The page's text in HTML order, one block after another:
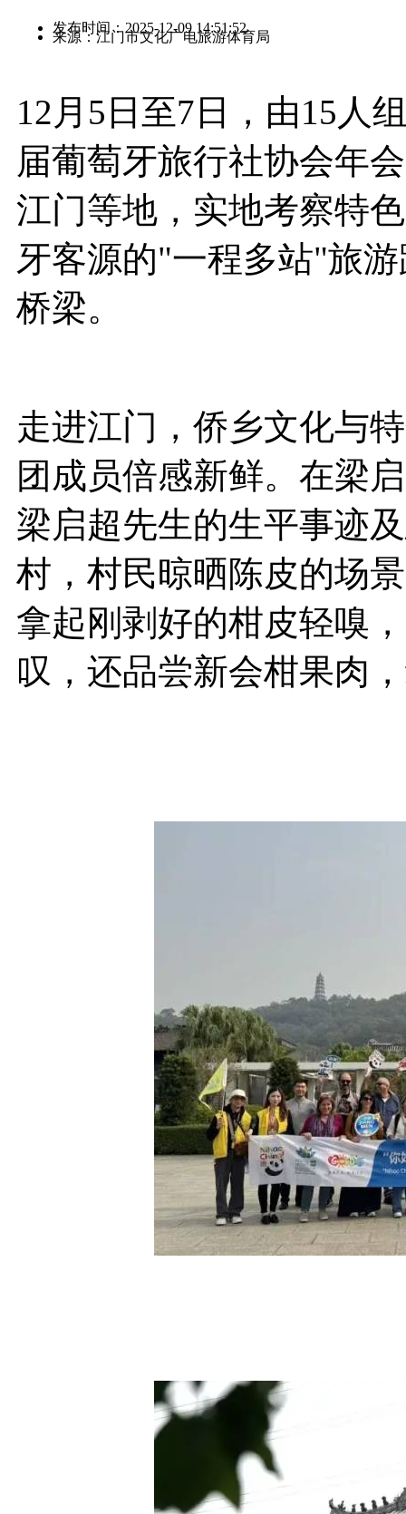
发布时间：2025-12-09 14:51:52
来源：江门市文化广电旅游体育局
12月5日至7日，由15人
届葡萄牙旅行社协会年
江门等地，实地考察特
牙客源的"一程多站"旅
桥梁。
走进江门，侨乡文化与
团成员倍感新鲜。在梁
梁启超先生的生平事迹
村，村民晾晒陈皮的场
拿起刚剥好的柑皮轻嗅
叹，还品尝新会柑果肉